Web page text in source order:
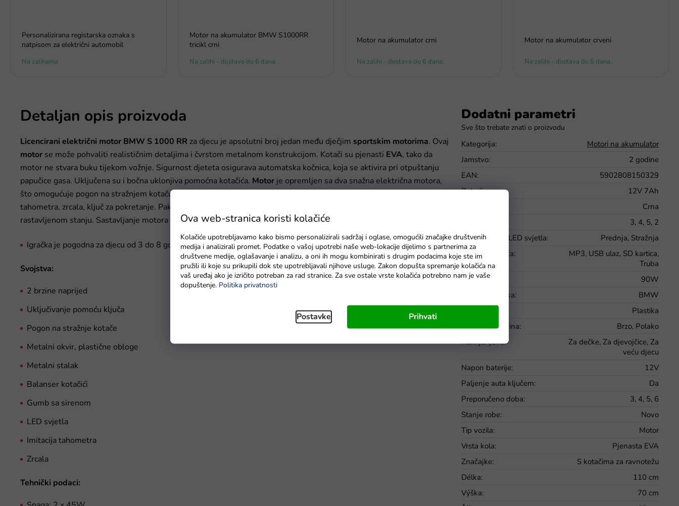
Ova web-stranica koristi kolačiće
Kolačiće upotrebljavamo kako bismo personalizirali sadržaj i oglase, omogućili značajke društvenih
medija i analizirali promet. Podatke o vašoj upotrebi naše web-lokacije dijelimo s partnerima za
društvene medije, oglašavanje i analizu, a oni ih mogu kombinirati s drugim podacima koje ste im
pružili ili koje su prikupili dok ste upotrebljavali njihove usluge. Zakon dopušta spremanje kolačića na
vaš uređaj ako je izričito potreban za rad stranice. Za sve ostale vrste kolačića potrebno nam je vaše
dopuštenje. Politika privatnosti
Postavke Prihvati
Personalizirana registarska oznaka s
natpisom za električni automobil
Na zalihama
Motor na akumulator BMW S1000RR
tricikl crni
Na zalihi - dostava do 6 dana.
Motor na akumulator crni
Na zalihi - dostava do 6 dana.
Motor na akumulator crveni
Na zalihi - dostava do 6 dana.
Detaljan opis proizvoda
Licencirani električni motor BMW S 1000 RR za djecu je apsolutni broj jedan među dječjim sportskim motorima. Ovaj
motor se može pohvaliti realističnim detaljima i čvrstom metalnom konstrukcijom. Kotači su pjenasti EVA, tako da
motor ne stvara buku tijekom vožnje. Sigurnost djeteta osigurava automatska kočnica, koja se aktivira pri otpuštanju
papučice gasa. Uključena su i bočna uklonjiva pomoćna kotačića. Motor je opremljen sa dva snažna električna motora,
što omogućuje pogon na stražnjem kotaču. Dodatni osjećaj realizma daju gumb sa sirenom, LED svjetla, imitacija
tahometra, zrcala, ključ za pokretanje. Paket sadrži i bateriju te punjač. Zbog dimenzija, motor se isporučuje u
rastavljenom stanju. Sastavljanje motora nije uopće teško.
Igračka je pogodna za djecu od 3 do 8 godina.
Svojstva:
2 brzine naprijed
Uključivanje pomoću ključa
Pogon na stražnje kotače
Metalni okvir, plastične obloge
Metalni stalak
Balanser kotačići
Gumb sa sirenom
LED svjetla
Imitacija tahometra
Zrcala
Tehnički podaci:
Dodatni parametri
Kategorija:
Motori na akumulator
Jamstvo:
2 godine
EAN:
5902808150329
Baterije:
12V 7Ah
Crna
3, 4, 5, 2
Funkcionalna LED svjetla:
Prednja, Stražnja
Glazbena ploča:
MP3, USB ulaz, SD kartica,
Truba
Jačina motora
90W
Licence - marka:
BMW
Plastika
Mijenjanje brzina:
Brzo, Polako
Namijenjeno:
Za dečke, Za djevojčice, Za
veću djecu
Napon baterije:
12V
Paljenje auta ključem:
Da
Preporučeno doba:
3, 4, 5, 6
Stanje robe:
Novo
Tip vozila:
Motor
Vrsta kola:
Pjenasta EVA
Značajke:
S kotačima za ravnotežu
Délka:
110 cm
Výška:
70 cm